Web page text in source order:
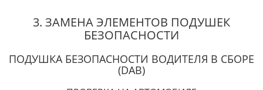
3. ЗАМЕНА ЭЛЕМЕНТОВ ПОДУШЕК
БЕЗОПАСНОСТИ
ПОДУШКА БЕЗОПАСНОСТИ ВОДИТЕЛЯ В СБОРЕ
(DAB)